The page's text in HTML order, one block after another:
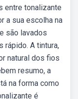
entre tonalizante
a sua escolha na
são lavados
rápido. A tintura,
natural dos fios
resumo, a
na forma como
é